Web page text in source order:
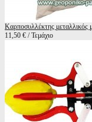
Καρποσυλλέκτης μεταλλικός
11,50 € / Τεμάχιο